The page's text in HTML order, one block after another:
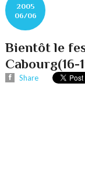
2005
06/06
Bientôt le
Share